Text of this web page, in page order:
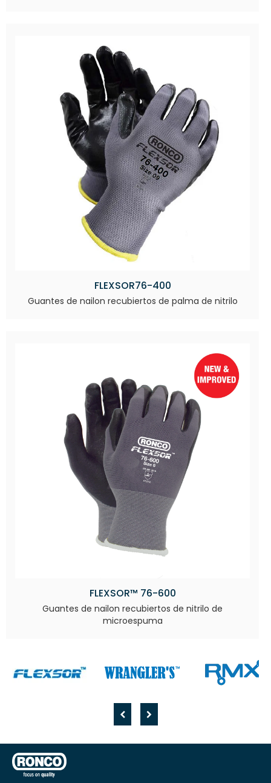
FLEXSOR76-400
Guantes de nailon recubiertos de palma de nitrilo
FLEXSOR™ 76-600
Guantes de nailon recubiertos de nitrilo de
microespuma